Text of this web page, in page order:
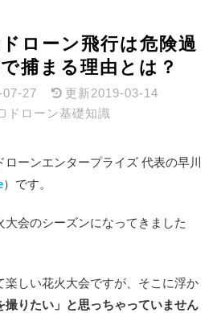
ローン飛行は危険過
捕まる理由とは？
07-27 更新2019-03-14
ドローン基礎知識
ーンエンタープライズ 代表の早川
）です。
会のシーズンになってきました
楽しい花火大会ですが、そこに浮か
撮りたい」と思っちゃっていません